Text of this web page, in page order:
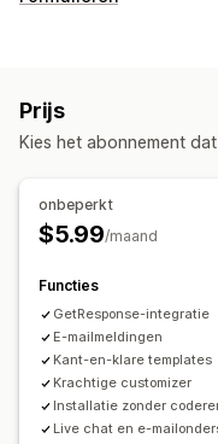
Aanpassing
Gegevensbeheer
Dashboard Analytics
Prijs
Kies het abonnement
onbeperkt
$5.99/maand
Functies
GetResponse-integratie
E-mailmeldingen
Kant-en-klare templates
Krachtige customizer
Installatie zonder
Live chat en e-